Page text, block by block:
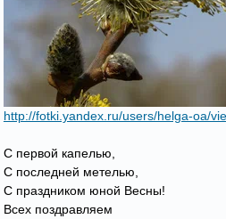
http://fotki.yandex.ru/users/helga-oa/
С первой капелью,
С последней метелью,
С праздником юной Весны!
Всех поздравляем